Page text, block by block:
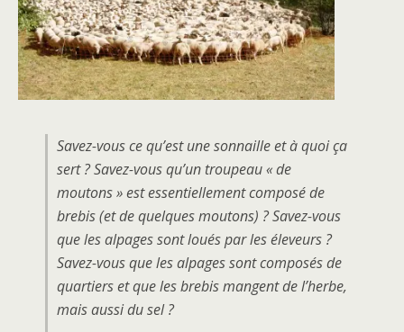
Savez-vous ce qu’est une sonnaille et à quoi ça
sert ? Savez-vous qu’un troupeau « de
moutons » est essentiellement composé de
brebis (et de quelques moutons) ? Savez-vous
que les alpages sont loués par les éleveurs ?
Savez-vous que les alpages sont composés de
quartiers et que les brebis mangent de l’herbe,
mais aussi du sel ?